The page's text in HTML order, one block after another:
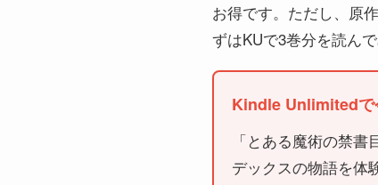
お得です。ただし、原
ずはKUで3巻分を読ん
Kindle Unlimitedで
「とある魔術の禁
デックスの物語を体